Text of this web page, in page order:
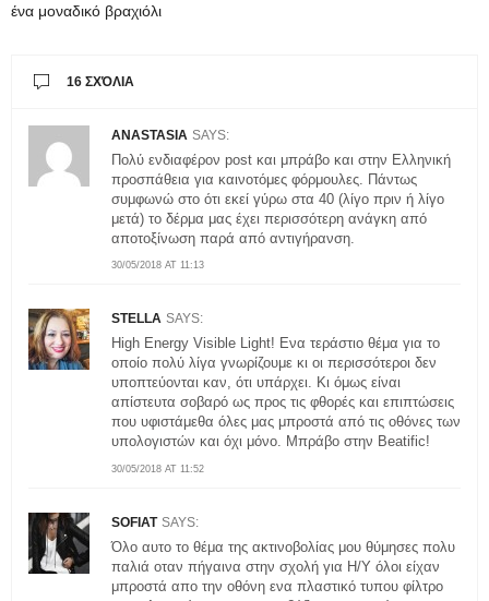
ένα μοναδικό βραχιόλι
16 ΣΧΌΛΙΑ
ANASTASIA SAYS:
30/05/2018 AT 11:13
Πολύ ενδιαφέρον post και μπράβο και στην Ελληνική
προσπάθεια για καινοτόμες φόρμουλες. Πάντως
συμφωνώ στο ότι εκεί γύρω στα 40 (λίγο πριν ή λίγο
μετά) το δέρμα μας έχει περισσότερη ανάγκη από
αποτοξίνωση παρά από αντιγήρανση.
STELLA SAYS:
30/05/2018 AT 11:52
High Energy Visible Light! Ενα τεράστιο θέμα για το
οποίο πολύ λίγα γνωρίζουμε κι οι περισσότεροι δεν
υποπτεύονται καν, ότι υπάρχει. Κι όμως είναι
απίστευτα σοβαρό ως προς τις φθορές και επιπτώσεις
που υφιστάμεθα όλες μας μπροστά από τις οθόνες των
υπολογιστών και όχι μόνο. Μπράβο στην Beatific!
SOFIAT SAYS:
Όλο αυτο το θέμα της ακτινοβολίας μου θύμησες πολυ
παλιά οταν πήγαινα στην σχολή για Η/Υ όλοι είχαν
μπροστά απο την οθόνη ενα πλαστικό τυπου φίλτρο